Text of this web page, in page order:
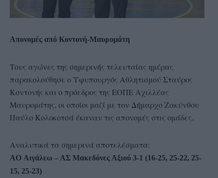
Απονομές από Κοντονή-Μαυρομάτη
Τους αγώνες της σημερινής τελευταίας ημέρας
παρακολούθησε ο Υφυπουργός Αθλητισμού Σταύρος
Κοντονής και ο πρόεδρος της ΕΟΠΕ Αχιλλέας
Μαυρομάτης, οι οποίοι μαζί με τον Δήμαρχο Ζακύνθου
Παύλο Κολοκοτσά έκαναν τις απονομές στις ομάδες.
Αναλυτικά τα σημερινά αποτελέσματα:
AO Αιγάλεω – ΑΣ Μακεδόνες Αξιού 3-1 (16-25, 25-22, 25-
15, 25-23)